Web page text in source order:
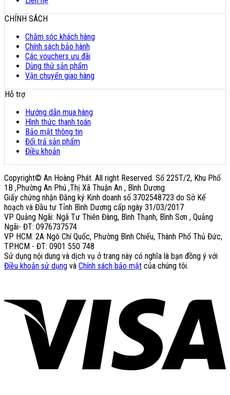
CHÍNH SÁCH
Chăm sóc khách hàng
Chính sách bảo hành
Các vouchers ưu đãi
Dùng thử sản phẩm
Vận chuyển giao hàng
Hỗ trợ
Hướng dẫn mua hàng
Hình thức thanh toán
Bảo mật thông tin
Đổi trả sản phẩm
Điều khoản
Copyright© An Hoàng Phát. All right Reserved. Số 225T/2, Khu Phố
1B ,Phường An Phú ,Thị Xã Thuận An , Bình Dương
Giấy chứng nhận Đăng ký Kinh doanh số 3702548723 do Sở Kế
hoạch và Đầu tư Tỉnh Bình Dương cấp ngày 31/03/2017
VP Quảng Ngãi: Ngã Tư Thiên Đàng, Bình Thạnh, Bình Sơn , Quảng
Ngãi- ĐT: 0976737574
VP HCM: 2A Ngô Chí Quốc, Phường Bình Chiểu, Thành Phố Thủ Đức,
TP.HCM - ĐT: 0901 550 748
Sử dụng nội dung và dịch vụ ở trang này có nghĩa là bạn đồng ý với
Điều khoản sử dụng và Chính sách bảo mật của chúng tôi.